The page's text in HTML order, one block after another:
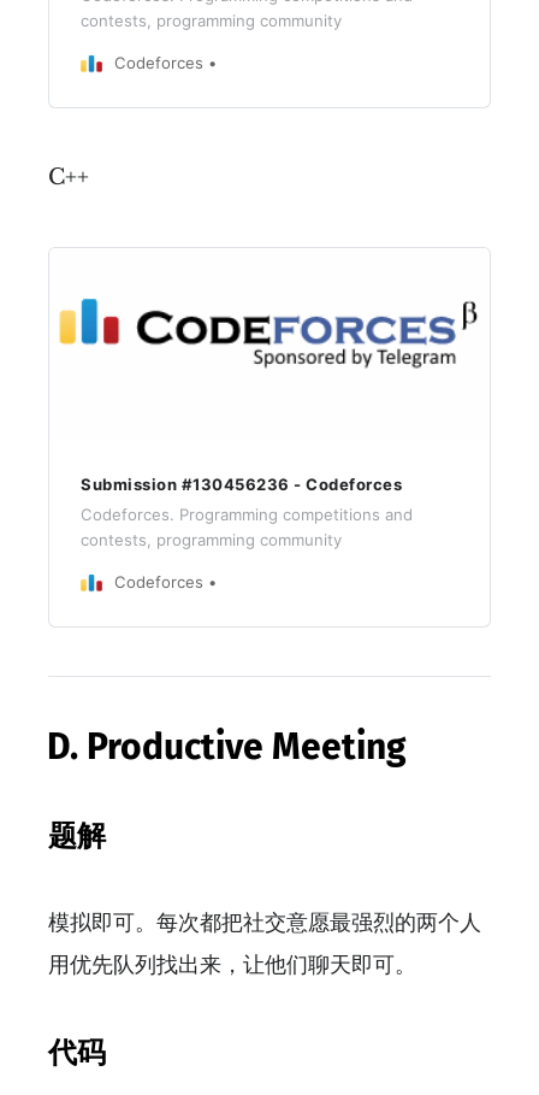
contests, programming community
Codeforces
C++
Submission #130456236 - Codeforces
Codeforces. Programming competitions and
contests, programming community
Codeforces
D. Productive Meeting
题解
模拟即可。每次都把社交意愿最强烈的两个人
用优先队列找出来，让他们聊天即可。
代码